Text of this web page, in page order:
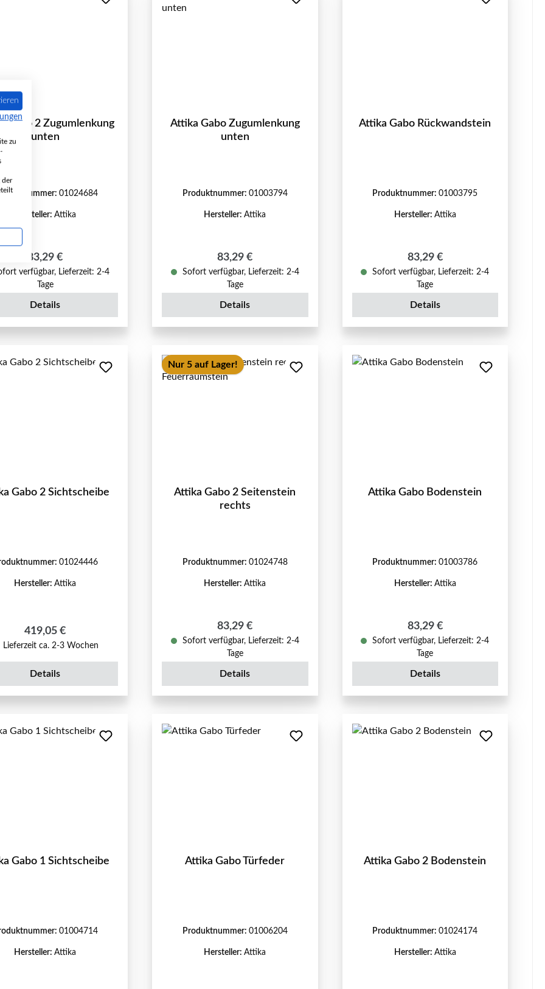
Gabo 2 Zugumlenkung
unten
01024684
Hersteller:Attika
Regulärer Preis:
83,29 €
verfügbar, Lieferzeit: 2-4
Tage
Details
Attika Gabo Zugumlenkung
unten
Produktnummer: 01003794
Hersteller:Attika
Regulärer Preis:
83,29 €
Sofort verfügbar, Lieferzeit: 2-4
Tage
Details
Attika Gabo Rückwandstein
Produktnummer:01003795
Hersteller: Attika
Regulärer Preis:
83,29 €
Sofort verfügbar, Lieferzeit: 2-4
Tage
Details
Gabo 2 Sichtscheibe
01024446
Hersteller:Attika
Regulärer Preis:
419,05 €
Lieferzeit ca. 2-3 Wochen
Details
Nur 5 auf Lager!
Attika Gabo 2 Seitenstein
rechts
Produktnummer: 01024748
Hersteller:Attika
Regulärer Preis:
83,29 €
Sofort verfügbar, Lieferzeit: 2-4
Tage
Details
Attika Gabo Bodenstein
Produktnummer:01003786
Hersteller: Attika
Regulärer Preis:
83,29 €
Sofort verfügbar, Lieferzeit: 2-4
Tage
Details
Gabo 1 Sichtscheibe
01004714
Hersteller:Attika
Attika Gabo Türfeder
Produktnummer: 01006204
Hersteller:Attika
Attika Gabo 2 Bodenstein
Produktnummer:01024174
Hersteller: Attika
zu
der